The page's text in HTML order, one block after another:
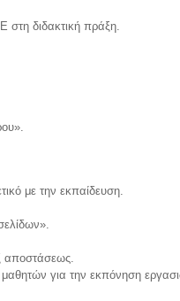
στη διδακτική πράξη.
με την εκπαίδευση.
αποστάσεως.
για την εκπόνηση